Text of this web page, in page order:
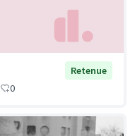
Retenue
0